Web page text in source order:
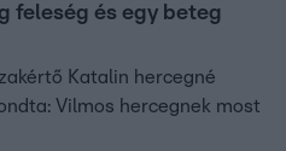
feleség és egy beteg
Katalin hercegné
Vilmos hercegnek most